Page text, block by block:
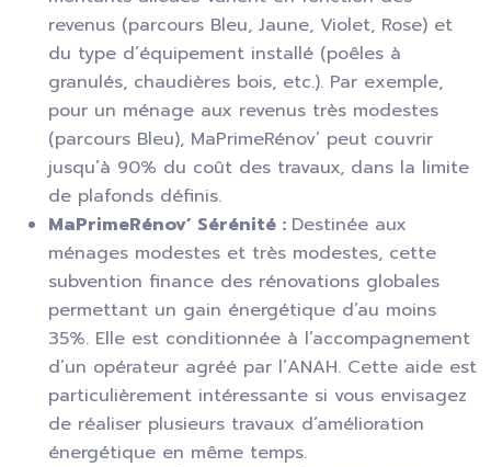
revenus (parcours Bleu, Jaune, Violet, Rose) et
du type d’équipement installé (poêles à
granulés, chaudières bois, etc.). Par exemple,
pour un ménage aux revenus très modestes
(parcours Bleu), MaPrimeRénov’ peut couvrir
jusqu’à 90% du coût des travaux, dans la limite
de plafonds définis.
MaPrimeRénov’ Sérénité : Destinée aux
ménages modestes et très modestes, cette
subvention finance des rénovations globales
permettant un gain énergétique d’au moins
35%. Elle est conditionnée à l’accompagnement
d’un opérateur agréé par l’ANAH. Cette aide est
particulièrement intéressante si vous envisagez
de réaliser plusieurs travaux d’amélioration
énergétique en même temps.